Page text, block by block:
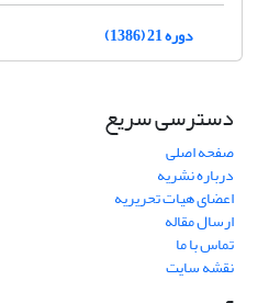
دوره 21 (1386)
دسترسی سریع
صفحه اصلی
درباره نشریه
اعضای هیات تحریریه
ارسال مقاله
تماس با ما
نقشه سایت